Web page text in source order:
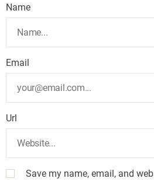
Name
Email
Url
Save my name, email, and